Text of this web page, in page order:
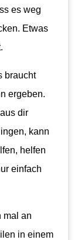
es weg
Etwas
braucht
ergeben.
dir
kann
helfen
einfach
mal an
in einem